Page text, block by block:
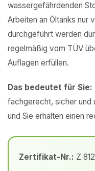
wassergefährdenden
Arbeiten an Öltanks nur
durchgeführt werden
regelmäßig vom TÜV
Auflagen erfüllen.
Das bedeutet für Sie:
fachgerecht, sicher und
und Sie erhalten einen
Zertifikat-Nr.: Z